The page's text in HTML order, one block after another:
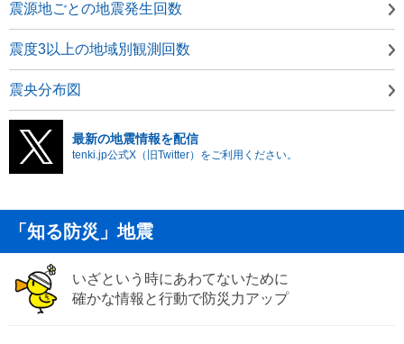
震源地ごとの地震発生回数
震度3以上の地域別観測回数
震央分布図
最新の地震情報を配信
tenki.jp公式X（旧Twitter）をご利用ください。
「知る防災」地震
いざという時にあわてないために
確かな情報と行動で防災力アップ